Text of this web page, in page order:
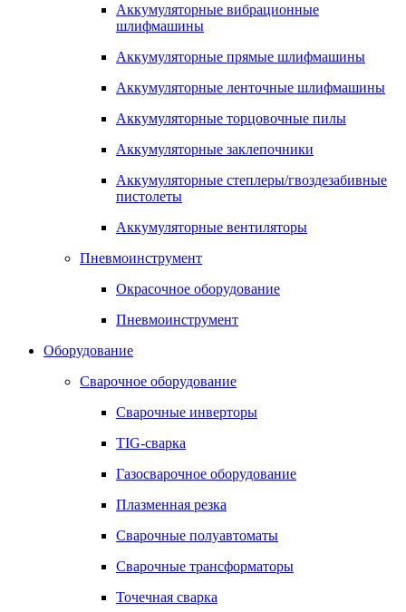
Аккумуляторные вибрационные
шлифмашины
Аккумуляторные прямые шлифмашины
Аккумуляторные ленточные шлифмашины
Аккумуляторные торцовочные пилы
Аккумуляторные заклепочники
Аккумуляторные степлеры/гвоздезабивные
пистолеты
Аккумуляторные вентиляторы
Пневмоинструмент
Окрасочное оборудование
Пневмоинструмент
Оборудование
Сварочное оборудование
Сварочные инверторы
TIG-сварка
Газосварочное оборудование
Плазменная резка
Сварочные полуавтоматы
Сварочные трансформаторы
Точечная сварка